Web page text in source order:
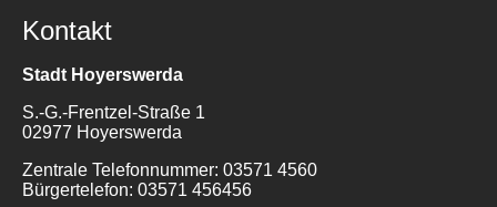
Kontakt
Stadt Hoyerswerda
S.-G.-Frentzel-Straße 1
02977 Hoyerswerda
Zentrale Telefonnummer: 03571 4560
Bürgertelefon: 03571 456456